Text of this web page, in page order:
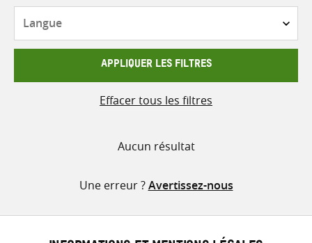
APPLIQUER LES FILTRES
Effacer tous les filtres
Aucun résultat
Une erreur ?Avertissez-nous